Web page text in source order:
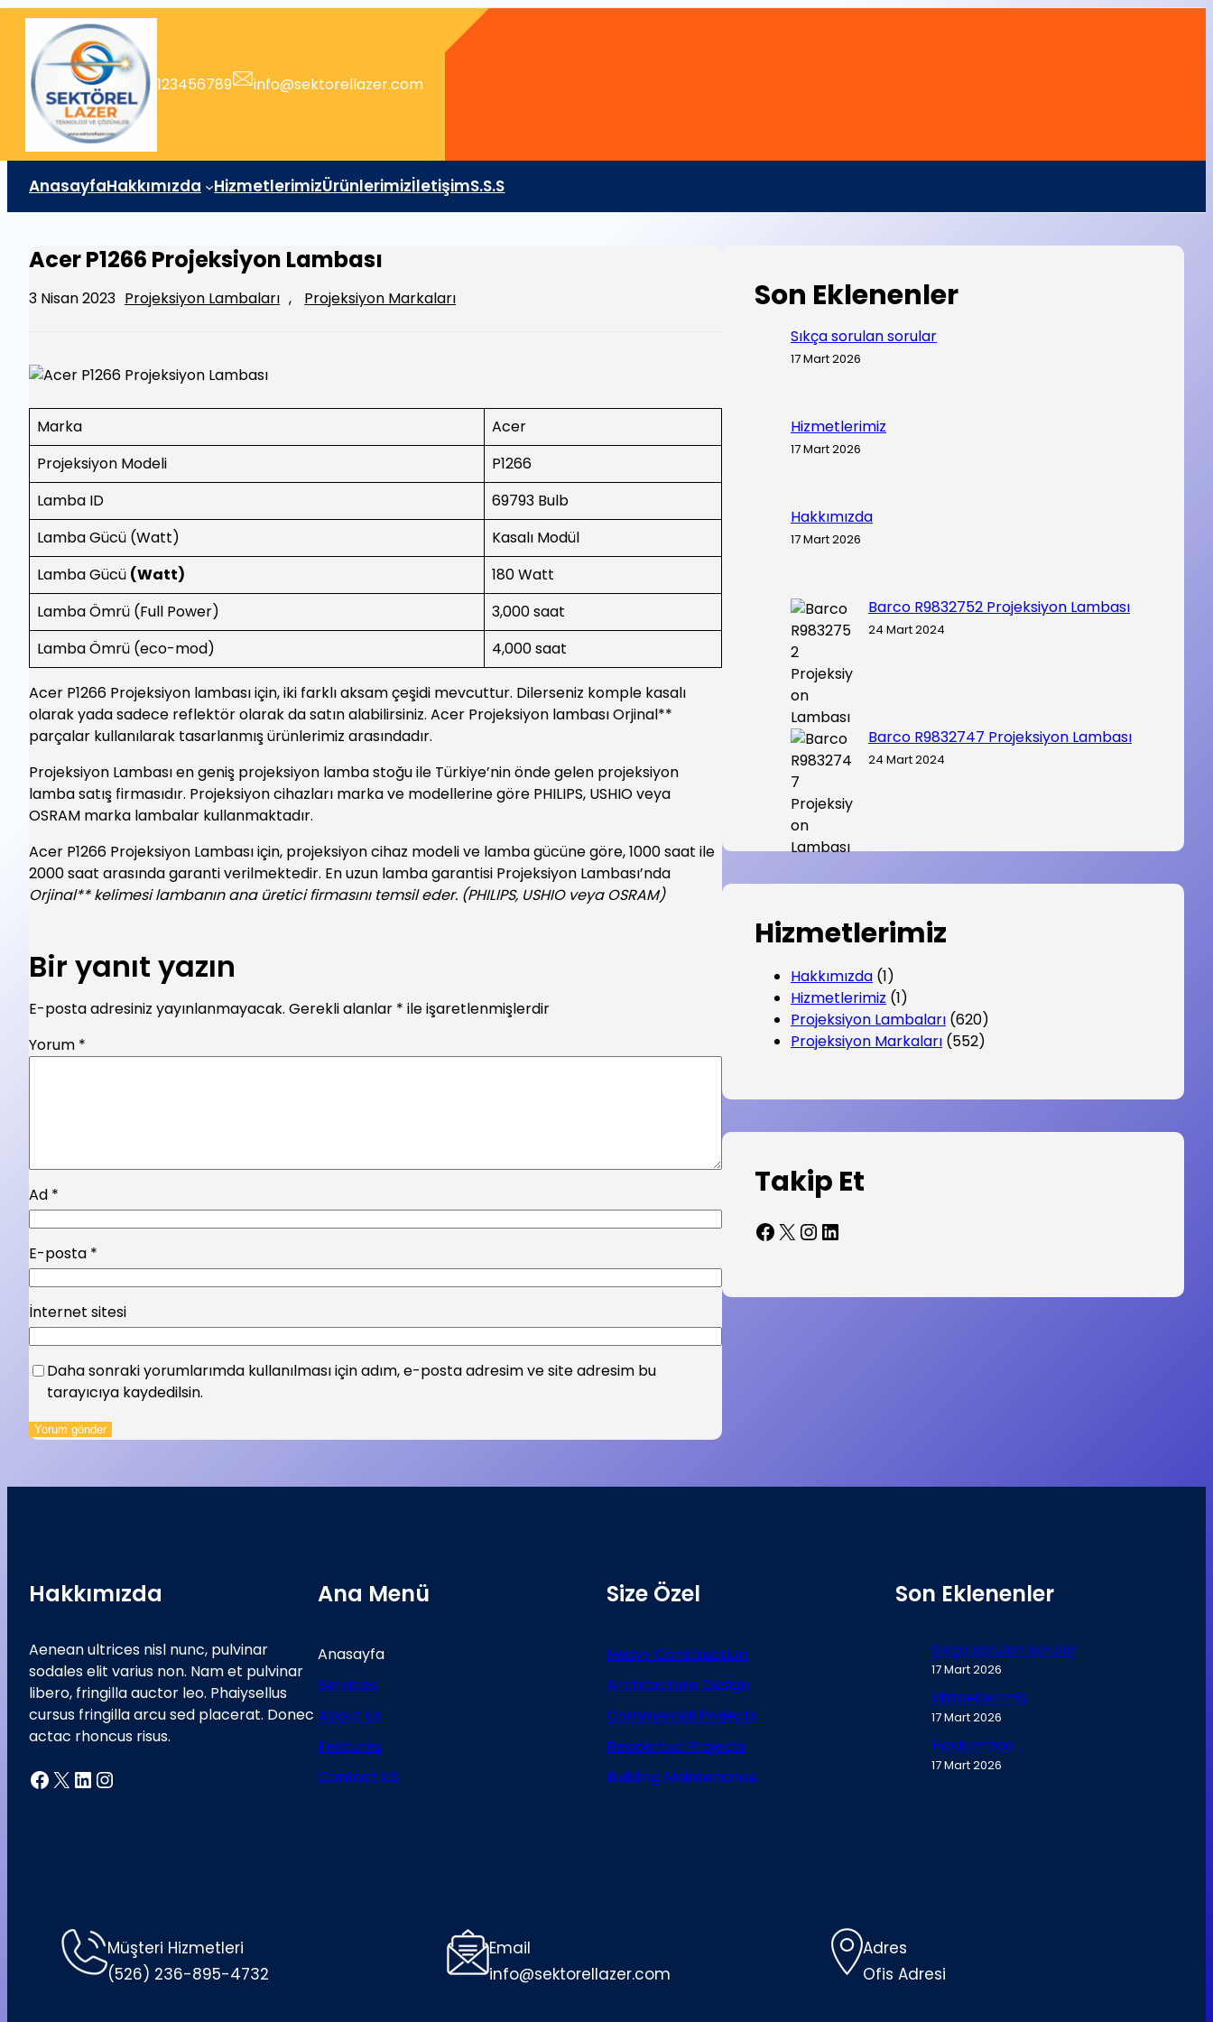
İçeriğe
123456789 info@sektorellazer.com
AnasayfaHakkımızda HizmetlerimizÜrünlerimizİletişimS.S.S
Acer P1266 Projeksiyon Lambası
3 Nisan 2023 Projeksiyon Lambaları , Projeksiyon Markaları
Marka
Acer
Projeksiyon Modeli
P1266
Lamba ID
69793 Bulb
Lamba Gücü (Watt)
Kasalı Modül
Lamba Gücü (Watt)
180 Watt
Lamba Ömrü (Full Power)
3,000 saat
Lamba Ömrü (eco-mod)
4,000 saat
Acer P1266 Projeksiyon lambası için, iki farklı aksam çeşidi mevcuttur. Dilerseniz komple kasalı
olarak yada sadece reflektör olarak da satın alabilirsiniz. Acer Projeksiyon lambası Orjinal**
parçalar kullanılarak tasarlanmış ürünlerimiz arasındadır.
Projeksiyon Lambası en geniş projeksiyon lamba stoğu ile Türkiye’nin önde gelen projeksiyon
lamba satış firmasıdır. Projeksiyon cihazları marka ve modellerine göre PHILIPS, USHIO veya
OSRAM marka lambalar kullanmaktadır.
Acer P1266 Projeksiyon Lambası için, projeksiyon cihaz modeli ve lamba gücüne göre, 1000 saat ile
2000 saat arasında garanti verilmektedir. En uzun lamba garantisi Projeksiyon Lambası’nda
Orjinal** kelimesi lambanın ana üretici firmasını temsil eder. (PHILIPS, USHIO veya OSRAM)
Bir yanıt yazın
E-posta adresiniz yayınlanmayacak. Gerekli alanlar * ile işaretlenmişlerdir
Yorum *
Ad *
E-posta *
İnternet sitesi
Daha sonraki yorumlarımda kullanılması için adım, e-posta adresim ve site adresim bu
tarayıcıya kaydedilsin.
Son Eklenenler
Sıkça sorulan sorular
17 Mart 2026
Hizmetlerimiz
17 Mart 2026
Hakkımızda
17 Mart 2026
Barco R9832752 Projeksiyon Lambası
24 Mart 2024
Barco R9832747 Projeksiyon Lambası
24 Mart 2024
Hizmetlerimiz
Hakkımızda (1)
Hizmetlerimiz (1)
Projeksiyon Lambaları (620)
Projeksiyon Markaları (552)
Takip Et
Facebook X InstagramLinkedIn
Hakkımızda
Aenean ultrices nisl nunc, pulvinar
sodales elit varius non. Nam et pulvinar
libero, fringilla auctor leo. Phaiysellus
cursus fringilla arcu sed placerat. Donec
actac rhoncus risus.
Facebook X LinkedIn Instagram
Ana Menü
Anasayfa
Services
About Us
Features
Contact US
Size Özel
Heavy Construction
Architecture Design
Commercial Projects
Residential Projects
Building Maintenance
Son Eklenenler
Sıkça sorulan sorular
17 Mart 2026
Hizmetlerimiz
17 Mart 2026
Hakkımızda
17 Mart 2026
Müşteri Hizmetleri
(526) 236-895-4732
Email
info@sektorellazer.com
Adres
Ofis Adresi